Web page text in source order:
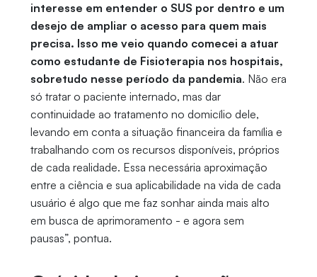
interesse em entender o SUS por dentro e um
desejo de ampliar o acesso para quem mais
precisa. Isso me veio quando comecei a atuar
como estudante de Fisioterapia nos hospitais,
sobretudo nesse período da pandemia. Não era
só tratar o paciente internado, mas dar
continuidade ao tratamento no domicílio dele,
levando em conta a situação financeira da família e
trabalhando com os recursos disponíveis, próprios
de cada realidade. Essa necessária aproximação
entre a ciência e sua aplicabilidade na vida de cada
usuário é algo que me faz sonhar ainda mais alto
em busca de aprimoramento - e agora sem
pausas”, pontua.